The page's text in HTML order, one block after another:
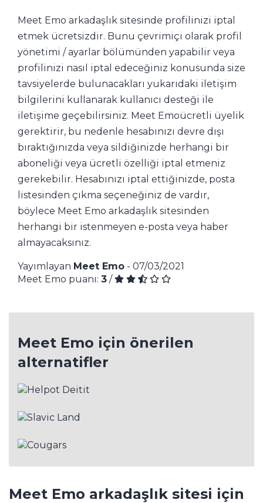
Meet Emo arkadaşlık sitesinde profilinizi iptal
etmek ücretsizdir. Bunu çevrimiçi olarak profil
yönetimi / ayarlar bölümünden yapabilir veya
profilinizi nasıl iptal edeceğiniz konusunda size
tavsiyelerde bulunacakları yukarıdaki iletişim
bilgilerini kullanarak kullanıcı desteği ile
iletişime geçebilirsiniz. Meet Emoücretli üyelik
gerektirir, bu nedenle hesabınızı devre dışı
bıraktığınızda veya sildiğinizde herhangi bir
aboneliği veya ücretli özelliği iptal etmeniz
gerekebilir. Hesabınızı iptal ettiğinizde, posta
listesinden çıkma seçeneğiniz de vardır,
böylece Meet Emo arkadaşlık sitesinden
herhangi bir istenmeyen e-posta veya haber
almayacaksınız.
Yayımlayan Meet Emo - 07/03/2021
Meet Emo puanı: 3 /
Meet Emo için önerilen
alternatifler
Meet Emo arkadaşlık sitesi için